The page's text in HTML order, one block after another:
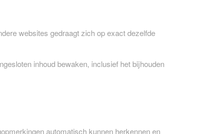
websites gedraagt ​​zich op exact dezelfde
inhoud bewaken, inclusief het bijhouden
automatisch kunnen herkennen en